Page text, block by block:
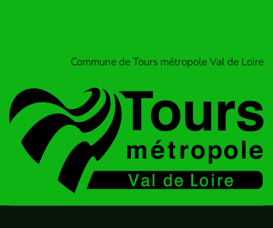
Commune de Tours métropole Val de Loire